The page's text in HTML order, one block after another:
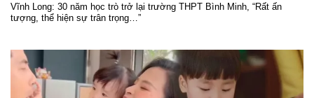
Vĩnh Long: 30 năm học trò trở lại trường THPT Bình Minh, “Rất ấn
tượng, thể hiện sự trân trọng…”